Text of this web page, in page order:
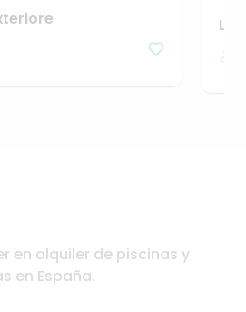
La
en alquiler de piscinas y
en España.